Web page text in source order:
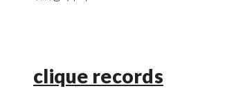
clique records